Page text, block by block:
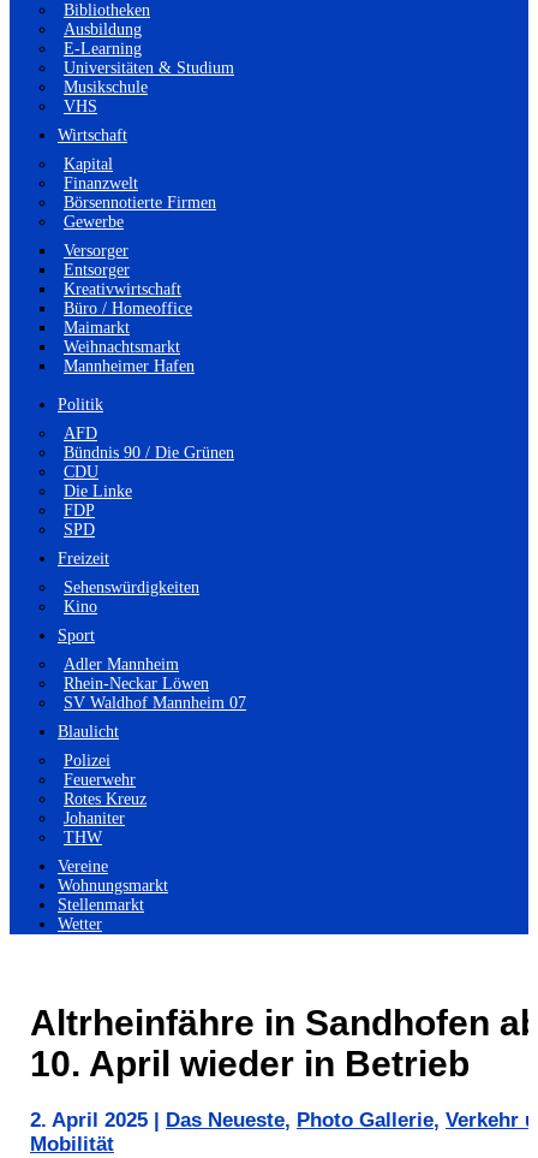
Bibliotheken
Ausbildung
E-Learning
Universitäten & Studium
Musikschule
VHS
Wirtschaft
Kapital
Finanzwelt
Börsennotierte Firmen
Gewerbe
Versorger
Entsorger
Kreativwirtschaft
Büro / Homeoffice
Maimarkt
Weihnachtsmarkt
Mannheimer Hafen
Politik
AFD
Bündnis 90 / Die Grünen
CDU
Die Linke
FDP
SPD
Freizeit
Sehenswürdigkeiten
Kino
Sport
Adler Mannheim
Rhein-Neckar Löwen
SV Waldhof Mannheim 07
Blaulicht
Polizei
Feuerwehr
Rotes Kreuz
Johaniter
THW
Vereine
Wohnungsmarkt
Stellenmarkt
Wetter
Altrheinfähre in Sandhofen
10. April wieder in Betrieb
2. April 2025 Das Neueste, Photo Gallerie, Verkehr
Mobilität